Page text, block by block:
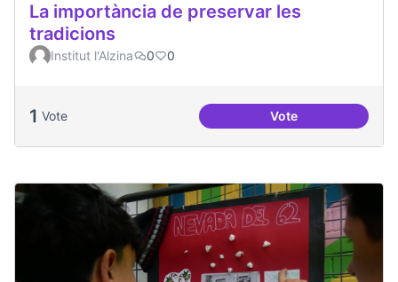
La importància de preservar les
tradicions
Institut l'Alzina 0 0
1 Vote VoteLa importància de